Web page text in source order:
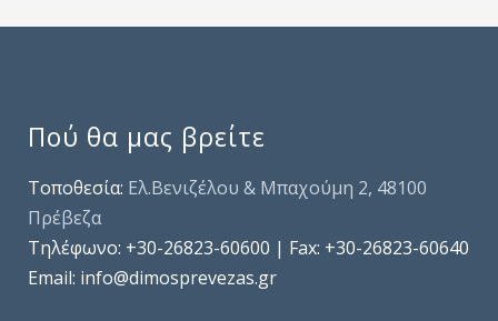
Πού θα μας βρείτε
Τοποθεσία: Ελ.Βενιζέλου & Μπαχούμη 2, 48100
Πρέβεζα
Τηλέφωνo: +30-26823-60600 | Fax: +30-26823-60640
Email: info@dimosprevezas.gr